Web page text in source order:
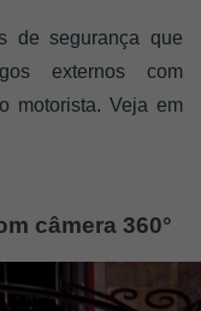
de segurança que
externos com
motorista. Veja em
câmera 360°